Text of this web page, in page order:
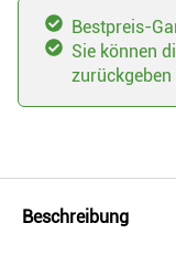
Bestpreis-
Sie können
zurückgeben
Beschreibung